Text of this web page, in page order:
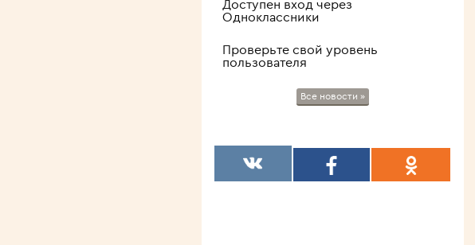
⣿⣿⣿⣧⠀⠀⠀⠀⠀⠀⠀⠈
Уолтер Уайт (Брайан
Крэнстон)
Лучший сериальный персонаж в
Доступен вход через
Одноклассники
Проверьте свой уровень
пользователя
Все новости »